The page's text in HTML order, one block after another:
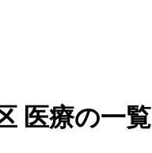
医療の一覧